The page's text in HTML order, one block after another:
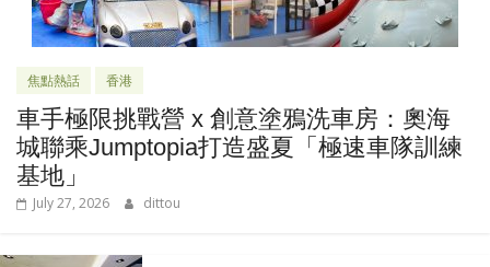
焦點熱話 香港
車手極限挑戰營 x 創意塗鴉洗車房：奧海
城聯乘Jumptopia打造盛夏「極速車隊訓練
基地」
July 27, 2026 dittou